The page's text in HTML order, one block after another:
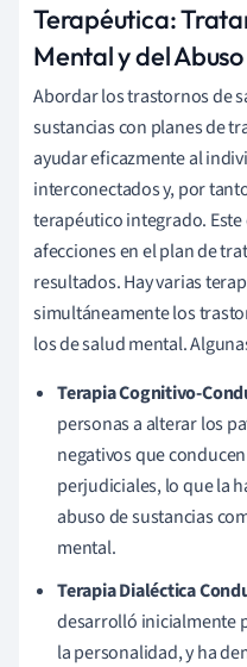
Terapéutica:
Mental y del
Abordar los trastornos de
sustancias con planes de
ayudar eficazmente al
interconectados y, por
terapéutico integrado.
afecciones en el plan de
resultados. Hay varias
simultáneamente los
los de salud mental.
Terapia Cognitivo-
personas a alterar los
negativos que
perjudiciales, lo que la
abuso de sustancias
mental.
Terapia Dialéctica
desarrolló inicialmente
la personalidad, y ha